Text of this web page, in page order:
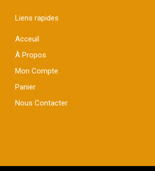
Liens rapides
Acceuil
À Propos
Mon Compte
Panier
Nous Contacter